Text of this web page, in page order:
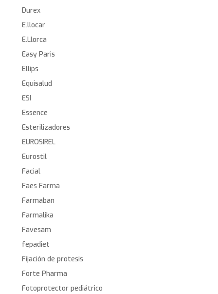
Durex
E.llocar
E.Llorca
Easy Paris
Ellips
Equisalud
ESI
Essence
Esterilizadores
EUROSIREL
Eurostil
Facial
Faes Farma
Farmaban
Farmalika
Favesam
fepadiet
Fijación de protesis
Forte Pharma
Fotoprotector pediátrico